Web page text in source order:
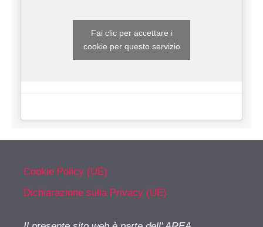
Fai clic per accettare i
cookie per questo servizio
Cookie Policy (UE)
Dichiarazione sulla Privacy (UE)